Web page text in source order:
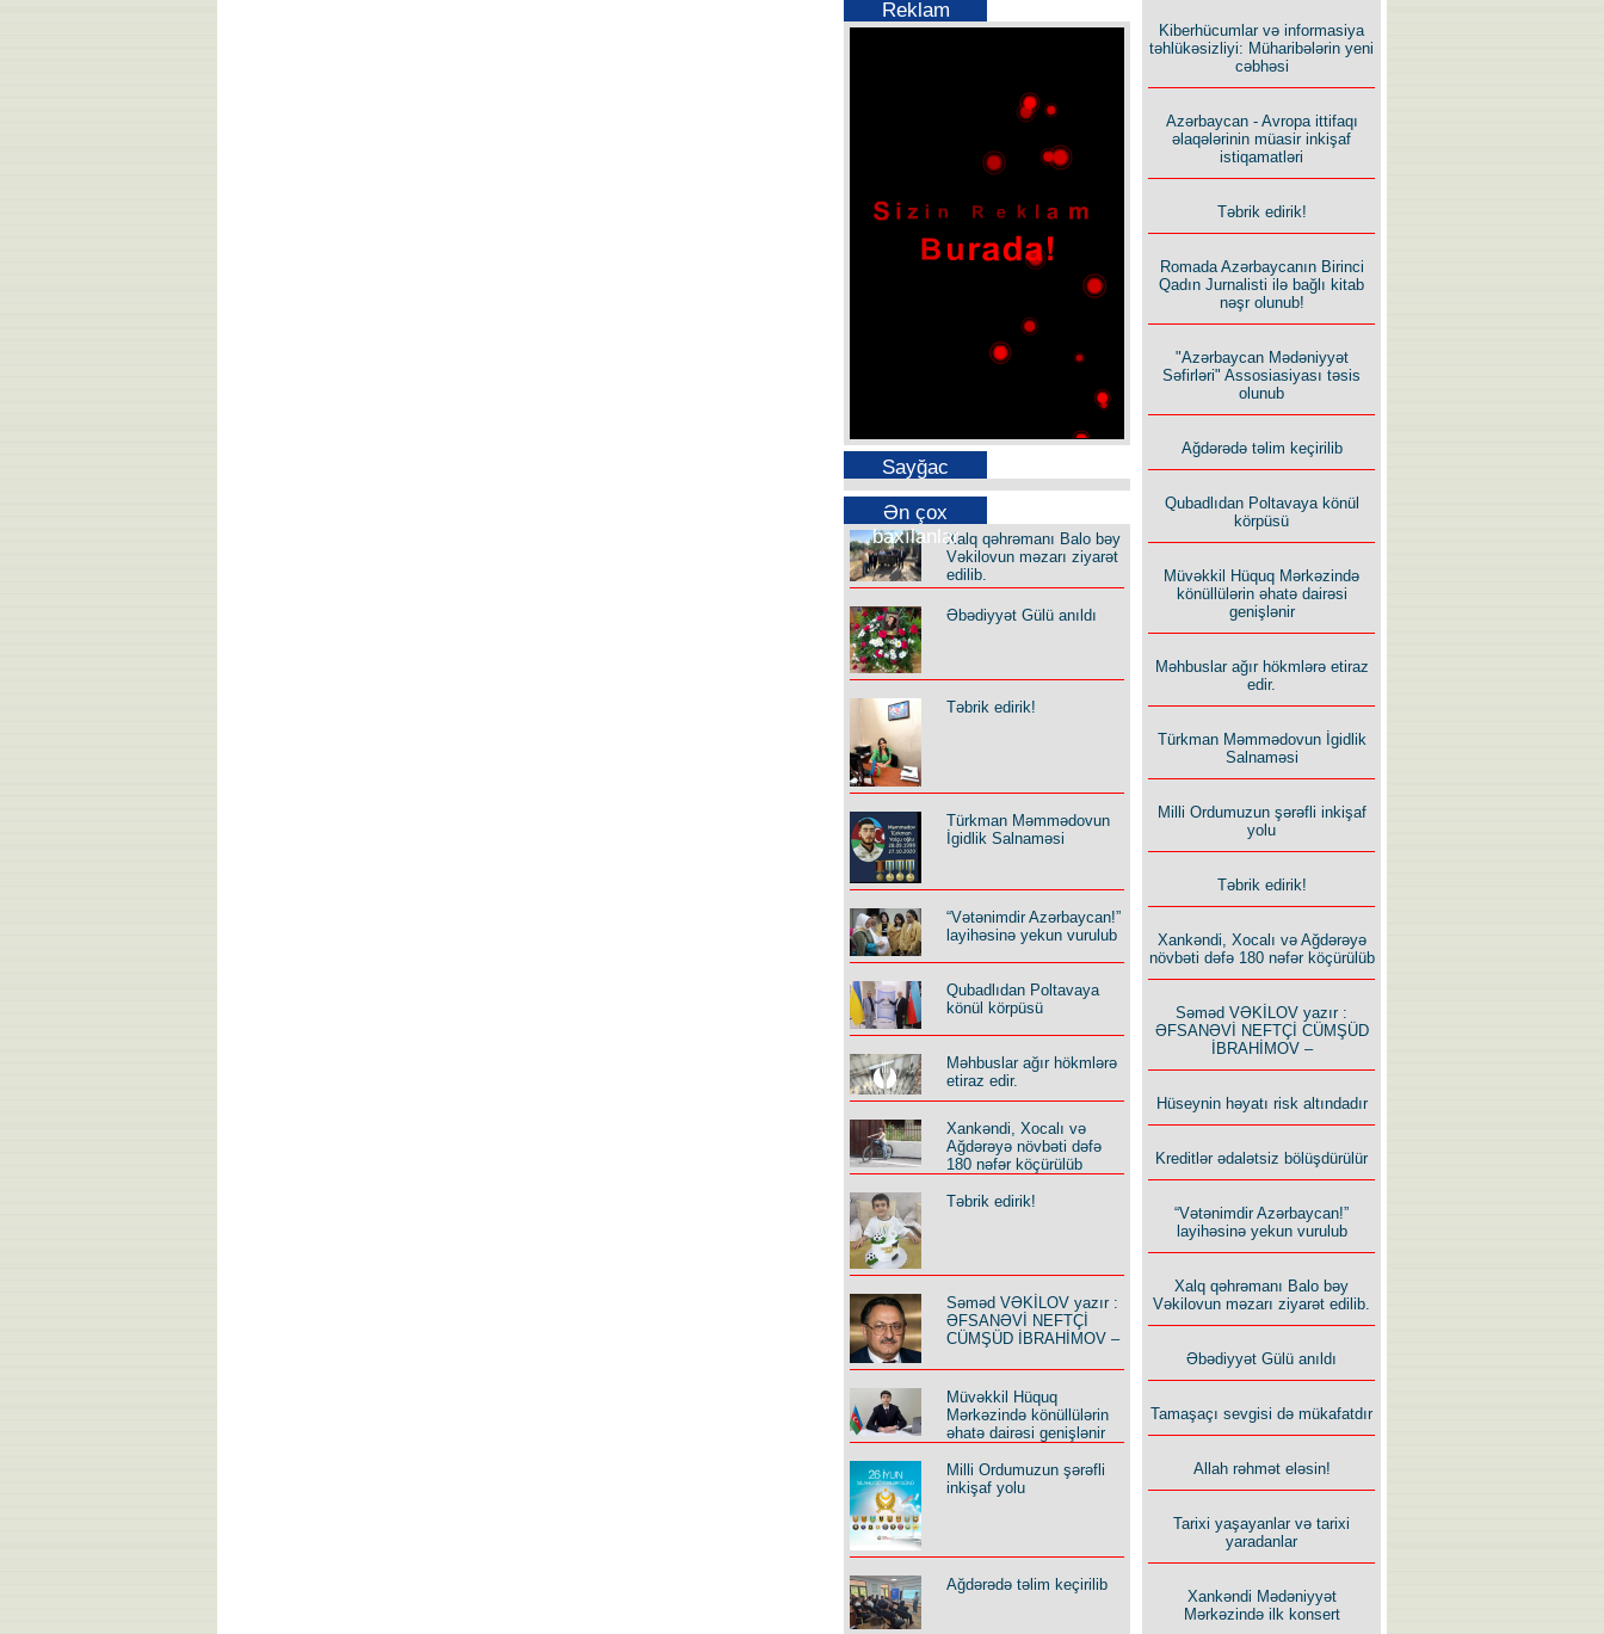
Reklam
Sayğac
Ən çox
baxılanlarXalq qəhrəmanı Balo bəy
Vəkilovun məzarı ziyarət
edilib.
Əbədiyyət Gülü anıldı
Təbrik edirik!
Türkman Məmmədovun
İgidlik Salnaməsi
“Vətənimdir Azərbaycan!”
layihəsinə yekun vurulub
Qubadlıdan Poltavaya
könül körpüsü
Məhbuslar ağır hökmlərə
etiraz edir.
Xankəndi, Xocalı və
Ağdərəyə növbəti dəfə
180 nəfər köçürülüb
Təbrik edirik!
Səməd VƏKİLOV yazır :
ƏFSANƏVİ NEFTÇİ
CÜMŞÜD İBRAHİMOV –
Müvəkkil Hüquq
Mərkəzində könüllülərin
əhatə dairəsi genişlənir
Milli Ordumuzun şərəfli
inkişaf yolu
Ağdərədə təlim keçirilib
Kiberhücumlar və informasiya
təhlükəsizliyi: Müharibələrin yeni
cəbhəsi
Azərbaycan - Avropa ittifaqı
əlaqələrinin müasir inkişaf
istiqamatləri
Təbrik edirik!
Romada Azərbaycanın Birinci
Qadın Jurnalisti ilə bağlı kitab
nəşr olunub!
"Azərbaycan Mədəniyyət
Səfirləri" Assosiasiyası təsis
olunub
Ağdərədə təlim keçirilib
Qubadlıdan Poltavaya könül
körpüsü
Müvəkkil Hüquq Mərkəzində
könüllülərin əhatə dairəsi
genişlənir
Məhbuslar ağır hökmlərə etiraz
edir.
Türkman Məmmədovun İgidlik
Salnaməsi
Milli Ordumuzun şərəfli inkişaf
yolu
Təbrik edirik!
Xankəndi, Xocalı və Ağdərəyə
növbəti dəfə 180 nəfər köçürülüb
Səməd VƏKİLOV yazır :
ƏFSANƏVİ NEFTÇİ CÜMŞÜD
İBRAHİMOV –
Hüseynin həyatı risk altındadır
Kreditlər ədalətsiz bölüşdürülür
“Vətənimdir Azərbaycan!”
layihəsinə yekun vurulub
Xalq qəhrəmanı Balo bəy
Vəkilovun məzarı ziyarət edilib.
Əbədiyyət Gülü anıldı
Tamaşaçı sevgisi də mükafatdır
Allah rəhmət eləsin!
Tarixi yaşayanlar və tarixi
yaradanlar
Xankəndi Mədəniyyət
Mərkəzində ilk konsert